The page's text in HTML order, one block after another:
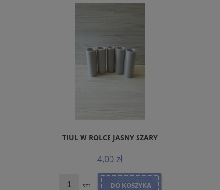
TIUL W ROLCE JASNY SZARY
4,00 zł
szt. DO KOSZYKA